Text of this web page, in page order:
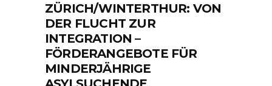
ZÜRICH/WINTERTHUR: VON
DER FLUCHT ZUR
INTEGRATION –
FÖRDERANGEBOTE FÜR
MINDERJÄHRIGE